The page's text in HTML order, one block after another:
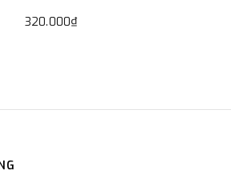
320.000₫